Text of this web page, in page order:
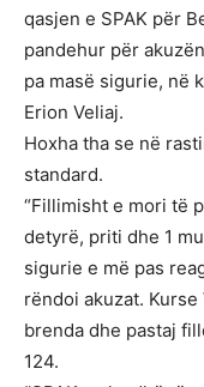
qasjen e SPAK për
pandehur për
pa masë sigurie, në
Erion Veliaj.
Hoxha tha se në
standard.
“Fillimisht e mori të
detyrë, priti dhe 1
sigurie e më pas
rëndoi akuzat.
brenda dhe pastaj
124.